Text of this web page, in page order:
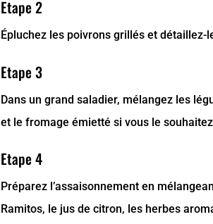
Etape 2
Épluchez les poivrons grillés et détaillez-
Etape 3
Dans un grand saladier, mélangez les
et le fromage émietté si vous le souhaitez
Etape 4
Préparez l’assaisonnement en
Ramitos, le jus de citron, les herbes